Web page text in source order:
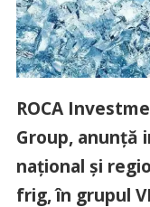
ROCA
Group, anunță
național și
frig, în grupul